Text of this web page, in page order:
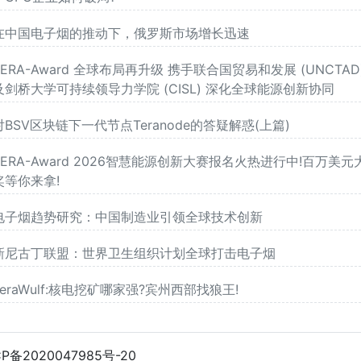
中国电子烟的推动下，俄罗斯市场增长迅速
Award 全球布局再升级 携手联合国贸易和发展
剑桥大学可持续领导力学院 (CISL) 深化全球能源创新协同
BSV区块链下一代节点Teranode的答疑解惑(上篇)
Award 2026智慧能源创新大赛报名火热进行中!百万美元
等你来拿!
子烟趋势研究：中国制造业引领全球技术创新
尼古丁联盟：世界卫生组织计划全球打击电子烟
核电挖矿哪家强?宾州西部找狼王!
备2020047985号-20